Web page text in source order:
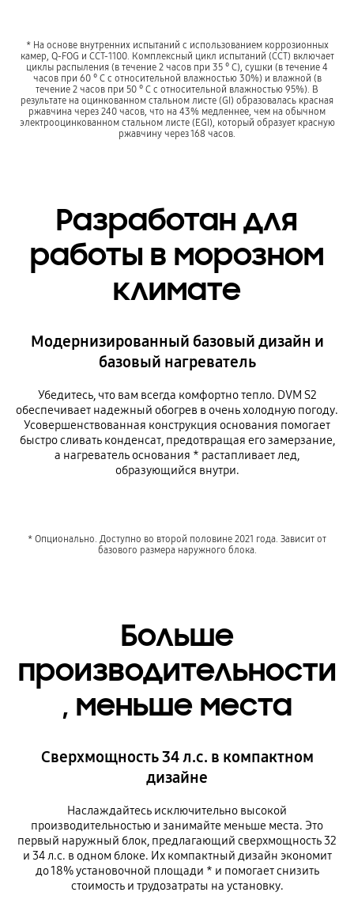
* На основе внутренних испытаний с использованием коррозионных
камер, Q-FOG и CCT-1100. Комплексный цикл испытаний (CCT) включает
циклы распыления (в течение 2 часов при 35 ° C), сушки (в течение 4
часов при 60 ° C с относительной влажностью 30%) и влажной (в
течение 2 часов при 50 ° C с относительной влажностью 95%). В
результате на оцинкованном стальном листе (GI) образовалась красная
ржавчина через 240 часов, что на 43% медленнее, чем на обычном
электрооцинкованном стальном листе (EGI), который образует красную
ржавчину через 168 часов.
Разработан для
работы в морозном
климате
Модернизированный базовый дизайн и
базовый нагреватель
Убедитесь, что вам всегда комфортно тепло. DVM S2
обеспечивает надежный обогрев в очень холодную погоду.
Усовершенствованная конструкция основания помогает
быстро сливать конденсат, предотвращая его замерзание,
а нагреватель основания * растапливает лед,
образующийся внутри.
* Опционально. Доступно во второй половине 2021 года. Зависит от
базового размера наружного блока.
Больше
производительности
, меньше места
Сверхмощность 34 л.с. в компактном
дизайне
Наслаждайтесь исключительно высокой
производительностью и занимайте меньше места. Это
первый наружный блок, предлагающий сверхмощность 32
и 34 л.с. в одном блоке. Их компактный дизайн экономит
до 18% установочной площади * и помогает снизить
стоимость и трудозатраты на установку.